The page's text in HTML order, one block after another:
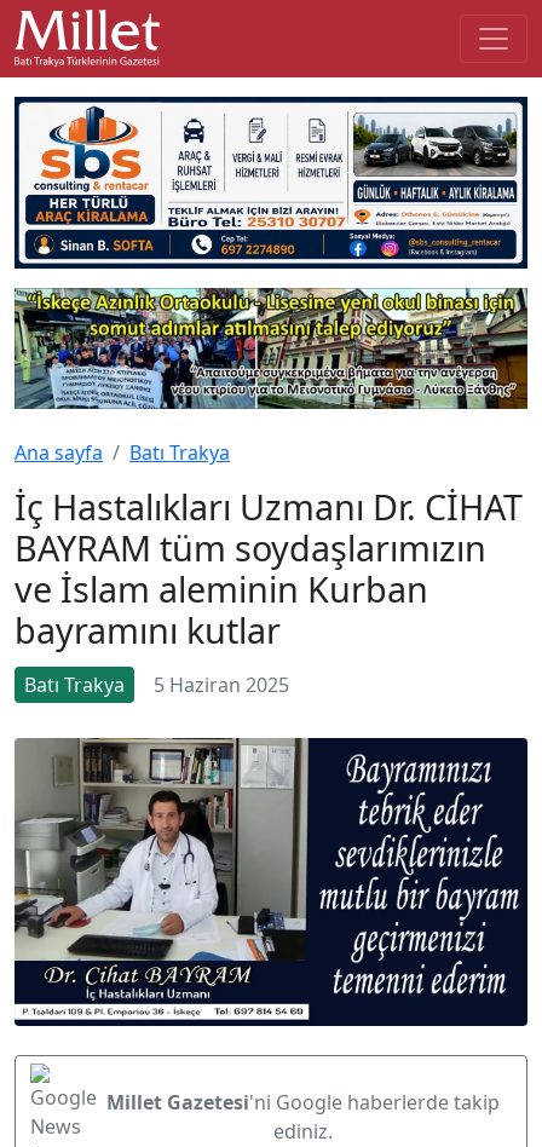
Ana sayfa Batı Trakya
İç Hastalıkları Uzmanı Dr. CİHAT
BAYRAM tüm soydaşlarımızın
ve İslam aleminin Kurban
bayramını kutlar
Batı Trakya 5 Haziran 2025
Millet Gazetesi'ni Google haberlerde takip
ediniz.